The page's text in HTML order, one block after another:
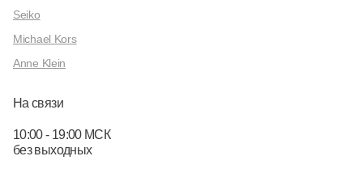
Seiko
Michael Kors
Anne Klein
На связи
10:00 - 19:00 МСК
без выходных